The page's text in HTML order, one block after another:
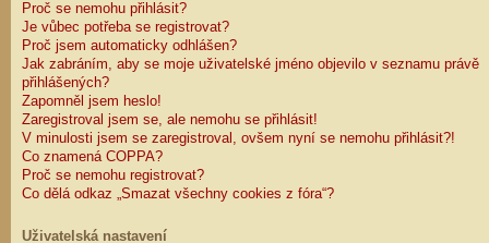
Proč se nemohu přihlásit?
Je vůbec potřeba se registrovat?
Proč jsem automaticky odhlášen?
Jak zabráním, aby se moje uživatelské jméno objevilo v seznamu právě
přihlášených?
Zapomněl jsem heslo!
Zaregistroval jsem se, ale nemohu se přihlásit!
V minulosti jsem se zaregistroval, ovšem nyní se nemohu přihlásit?!
Co znamená COPPA?
Proč se nemohu registrovat?
Co dělá odkaz „Smazat všechny cookies z fóra“?
Uživatelská nastavení